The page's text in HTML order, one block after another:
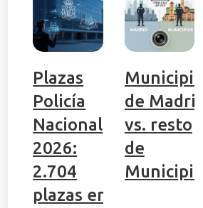
Plazas
Policía
Nacional
2026:
2.704
plazas en
Municipio
de Madrid
vs. resto
de
Municipios